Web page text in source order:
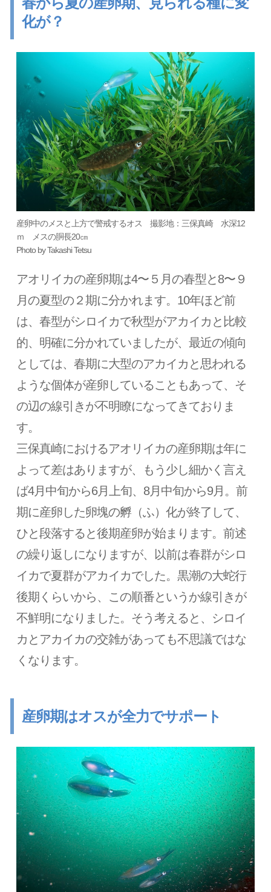
化が？
産卵中のメスと上方で警戒するオス 撮影地：三保真崎 水深12
ｍ メスの胴長20㎝
Photo by Takashi Tetsu
アオリイカの産卵期は4〜５月の春型と8〜９
月の夏型の２期に分かれます。10年ほど前
は、春型がシロイカで秋型がアカイカと比較
的、明確に分かれていましたが、最近の傾向
としては、春期に大型のアカイカと思われる
ような個体が産卵していることもあって、そ
の辺の線引きが不明瞭になってきておりま
す。
三保真崎におけるアオリイカの産卵期は年に
よって差はありますが、もう少し細かく言え
ば4月中旬から6月上旬、8月中旬から9月。前
期に産卵した卵塊の孵（ふ）化が終了して、
ひと段落すると後期産卵が始まります。前述
の繰り返しになりますが、以前は春群がシロ
イカで夏群がアカイカでした。黒潮の大蛇行
後期くらいから、この順番というか線引きが
不鮮明になりました。そう考えると、シロイ
カとアカイカの交雑があっても不思議ではな
くなります。
産卵期はオスが全力でサポート